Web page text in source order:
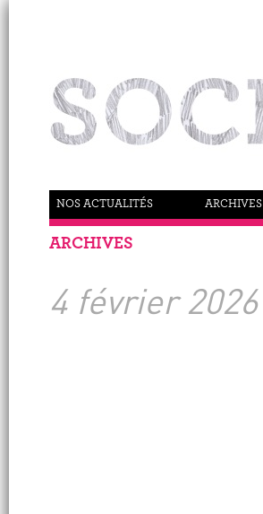
NOS ACTUALITÉS ARCHIVES
ARCHIVES
4 février 2026